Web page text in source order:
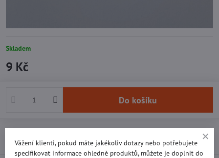
Skladem
9 Kč
Do košíku
Vážení klienti, pokud máte jakékoliv dotazy nebo potřebujete
specifikovat informace ohledně produktů, můžete je doplnit do